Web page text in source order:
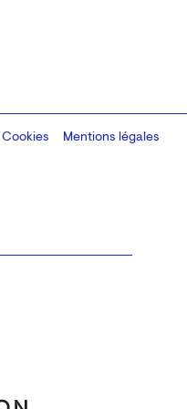
8080.studio
Cookies Mentions légales